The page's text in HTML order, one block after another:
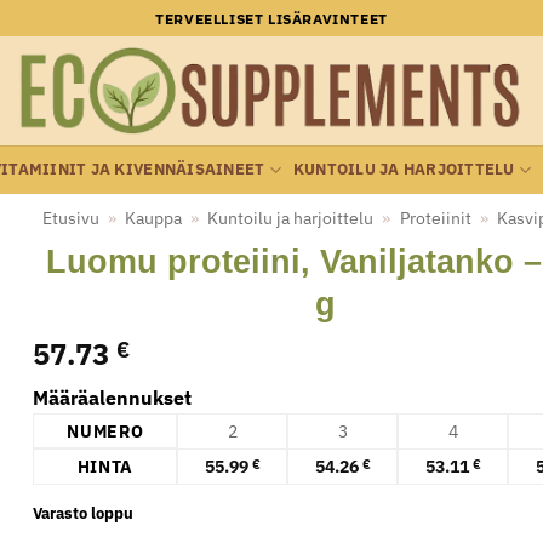
TERVEELLISET LISÄRAVINTEET
JA KIVENNÄISAINEET KUNTOILU JA HARJOITTELU
Etusivu » Kauppa » Kuntoilu ja harjoittelu » Proteiinit »
Luomu proteiini, Vaniljatanko
g
57.73 €
Määräalennukset
NUMERO 2 3
4
HINTA
55.99 € 54.26 € 53.11 €
Varasto loppu